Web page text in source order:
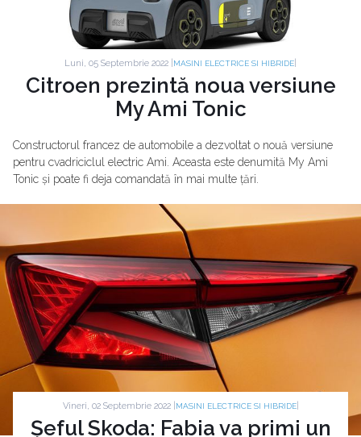
Luni, 05 Septembrie 2022 | MASINI ELECTRICE SI HIBRIDE
Citroen prezintă noua versiune
My Ami Tonic
Constructorul francez de automobile a dezvoltat o nouă versiune
pentru cvadriciclul electric Ami. Aceasta este denumită My Ami
Tonic și poate fi deja comandată în mai multe țări.
Vineri, 02 Septembrie 2022 | MASINI ELECTRICE SI HIBRIDE|
Șeful Skoda: Fabia va primi un